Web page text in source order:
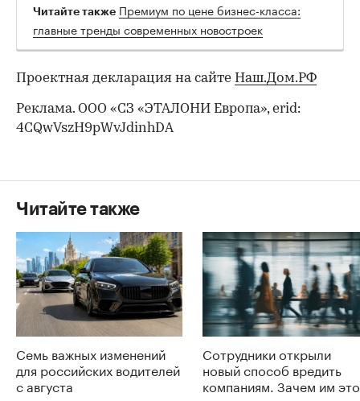
Читайте также Премиум по цене бизнес-класса:
главные тренды современных новостроек
Проектная декларация на сайте Наш.Дом.РФ
Реклама. ООО «СЗ «ЭТАЛОНИ Европа», erid:
4CQwVszH9pWvJdinhDA
Читайте также
Семь важных изменений
для российских водителей
с августа
Сотрудники открыли
новый способ вредить
компаниям. Зачем им это